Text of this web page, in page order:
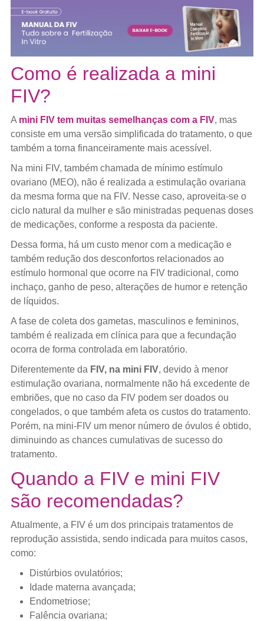
Como é realizada a mini
FIV?
A mini FIV tem muitas semelhanças com a FIV, mas
consiste em uma versão simplificada do tratamento, o que
também a torna financeiramente mais acessível.
Na mini FIV, também chamada de mínimo estímulo
ovariano (MEO), não é realizada a estimulação ovariana
da mesma forma que na FIV. Nesse caso, aproveita-se o
ciclo natural da mulher e são ministradas pequenas doses
de medicações, conforme a resposta da paciente.
Dessa forma, há um custo menor com a medicação e
também redução dos desconfortos relacionados ao
estímulo hormonal que ocorre na FIV tradicional, como
inchaço, ganho de peso, alterações de humor e retenção
de líquidos.
A fase de coleta dos gametas, masculinos e femininos,
também é realizada em clínica para que a fecundação
ocorra de forma controlada em laboratório.
Diferentemente da FIV, na mini FIV, devido à menor
estimulação ovariana, normalmente não há excedente de
embriões, que no caso da FIV podem ser doados ou
congelados, o que também afeta os custos do tratamento.
Porém, na mini-FIV um menor número de óvulos é obtido,
diminuindo as chances cumulativas de sucesso do
tratamento.
Quando a FIV e mini FIV
são recomendadas?
Atualmente, a FIV é um dos principais tratamentos de
reprodução assistida, sendo indicada para muitos casos,
como:
Distúrbios ovulatórios;
Idade materna avançada;
Endometriose;
Falência ovariana;